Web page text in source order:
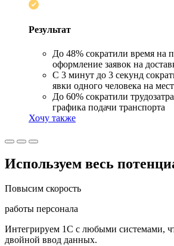
Результат
До 48% сократили время на
оформление заявок на
С 3 минут до 3 секунд
явки одного человека на
До 60% сократили
графика подачи транспорта
Хочу также
Используем весь
Повысим скорость
работы персонала
Интегрируем 1С с любыми системами,
двойной ввод данных.